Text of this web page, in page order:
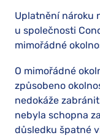
Uplatnění nároku
u společnosti
mimořádné
O mimořádné
způsobeno
nedokáže
nebyla schopna
důsledku špatné